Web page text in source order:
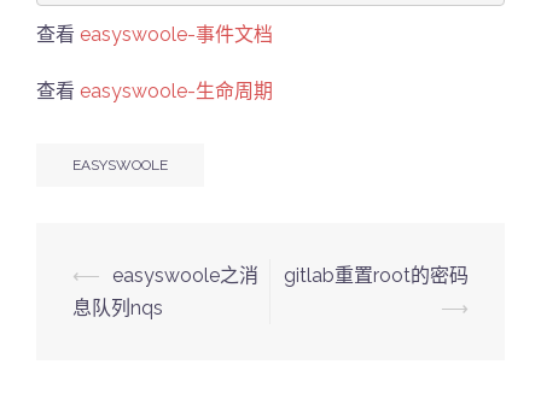
查看 easyswoole-事件文档
查看 easyswoole-生命周期
EASYSWOOLE
Post
navigation
⟵
easyswoole之消
息队列nqs
gitlab重置root的密码
⟶